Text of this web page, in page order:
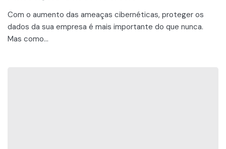
Com o aumento das ameaças cibernéticas, proteger os
dados da sua empresa é mais importante do que nunca.
Mas como...